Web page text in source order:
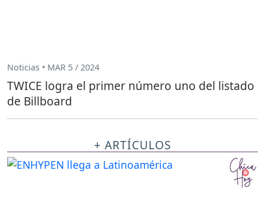
Noticias • MAR 5 / 2024
TWICE logra el primer número uno del listado
de Billboard
+ ARTÍCULOS